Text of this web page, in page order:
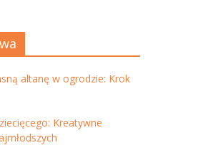
altanę w ogrodzie: Krok
Kreatywne